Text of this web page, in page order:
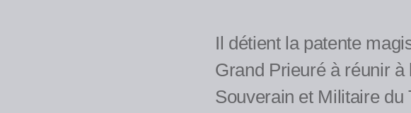
Il détient la patente
Grand Prieuré à réunir à
Souverain et Militaire